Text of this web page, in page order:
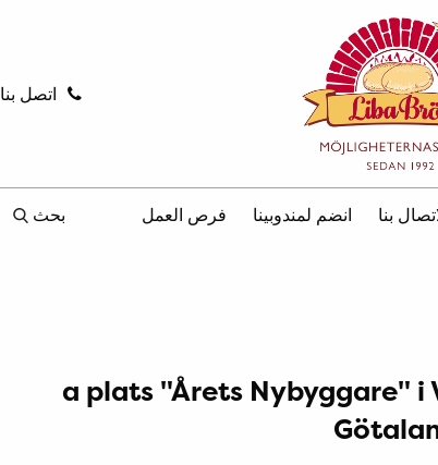
اتصل بنا
بنا انضم لمندوبينا فرص العمل بحث
1:a plats "Årets Nybyggare" i